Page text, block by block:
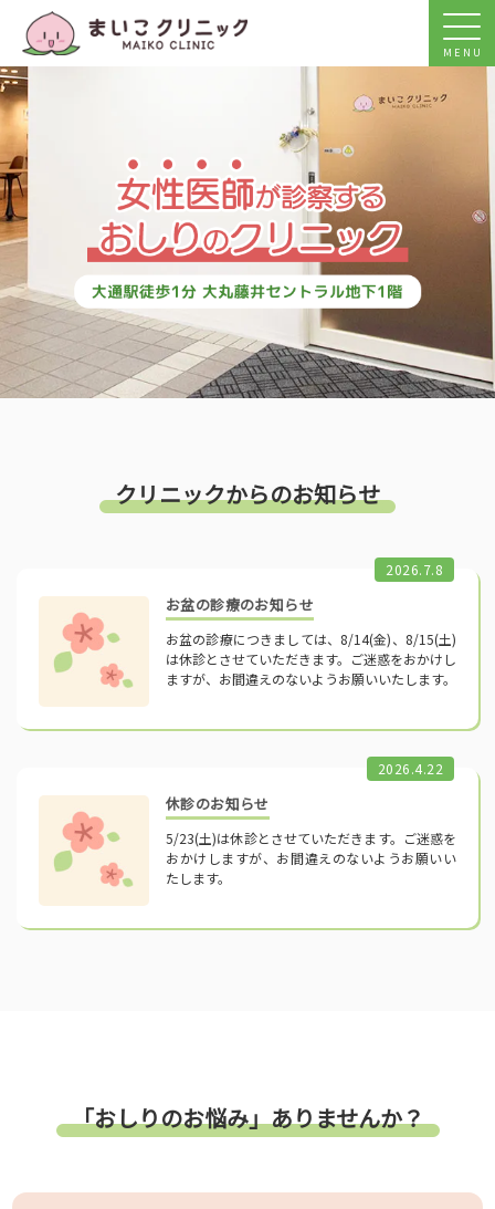
MENU
クリニックからのお知らせ
2026.7.8
お盆の診療のお知らせ
お盆の診療につきましては、8/14(金)、8/15(土)
は休診とさせていただきます。ご迷惑をおかけし
ますが、お間違えのないようお願いいたします。
2026.4.22
休診のお知らせ
5/23(土)は休診とさせていただきます。ご迷惑を
おかけしますが、お間違えのないようお願いい
たします。
「おしりのお悩み」ありませんか？